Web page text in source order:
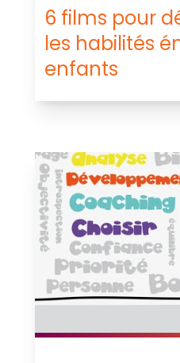
6 films pour
les habilités
enfants